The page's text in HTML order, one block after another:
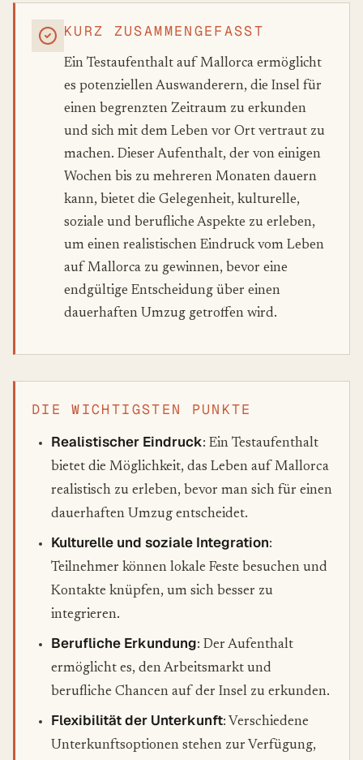
KURZ ZUSAMMENGEFASST
Ein Testaufenthalt auf Mallorca ermöglicht
es potenziellen Auswanderern, die Insel für
einen begrenzten Zeitraum zu erkunden
und sich mit dem Leben vor Ort vertraut zu
machen. Dieser Aufenthalt, der von einigen
Wochen bis zu mehreren Monaten dauern
kann, bietet die Gelegenheit, kulturelle,
soziale und berufliche Aspekte zu erleben,
um einen realistischen Eindruck vom Leben
auf Mallorca zu gewinnen, bevor eine
endgültige Entscheidung über einen
dauerhaften Umzug getroffen wird.
DIE WICHTIGSTEN PUNKTE
Realistischer Eindruck: Ein Testaufenthalt
bietet die Möglichkeit, das Leben auf Mallorca
realistisch zu erleben, bevor man sich für einen
dauerhaften Umzug entscheidet.
Kulturelle und soziale Integration:
Teilnehmer können lokale Feste besuchen und
Kontakte knüpfen, um sich besser zu
integrieren.
Berufliche Erkundung: Der Aufenthalt
ermöglicht es, den Arbeitsmarkt und
berufliche Chancen auf der Insel zu erkunden.
Flexibilität der Unterkunft: Verschiedene
Unterkunftsoptionen stehen zur Verfügung,